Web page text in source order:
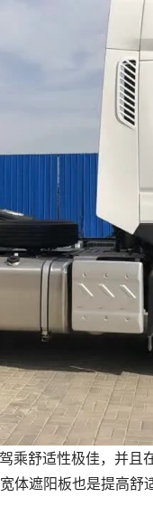
乘舒适性极佳，并
遮阳板也是提高舒